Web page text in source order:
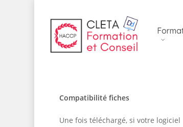
Compatibilité fiches
Une fois téléchargé, si votre logiciel